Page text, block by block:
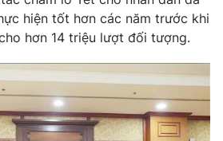
lai
hiện tốt hơn các năm trước khi
hơn 14 triệu lượt đối tượng.